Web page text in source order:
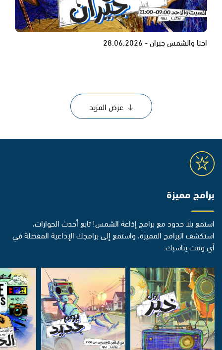
احنا والشمس جيران - 28.06.2026
عرض المزيد
برامج مميزة
استمع بلا حدود مع برامج إذاعة الشمس! تابع أحدث الحوارات،
استكشف البرامج المميزة، واستمع إلى برامجك الإذاعية المفضلة في
أي وقت يناسبك.